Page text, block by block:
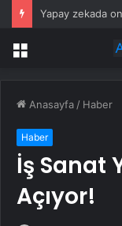
Menü
Anasayfa / Haber
Haber
İş Sanat
Açıyor!